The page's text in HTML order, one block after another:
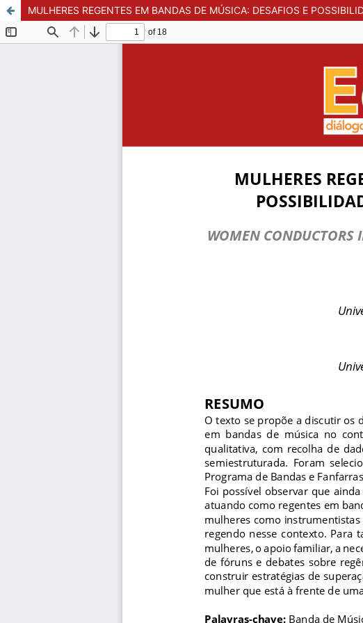
MULHERES REGENTES EM BANDAS DE MÚSICA: DESAFIOS E